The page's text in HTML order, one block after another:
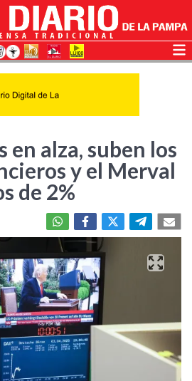
en alza, suben los
y el Merval
de 2%